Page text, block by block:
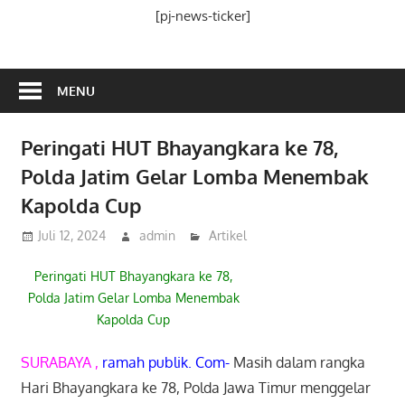
[pj-news-ticker]
MENU
Peringati HUT Bhayangkara ke 78,
Polda Jatim Gelar Lomba Menembak
Kapolda Cup
Juli 12, 2024 admin Artikel
Peringati HUT Bhayangkara ke 78,
Polda Jatim Gelar Lomba Menembak
Kapolda Cup
SURABAYA , ramah publik. Com-Masih dalam rangka
Hari Bhayangkara ke 78, Polda Jawa Timur menggelar